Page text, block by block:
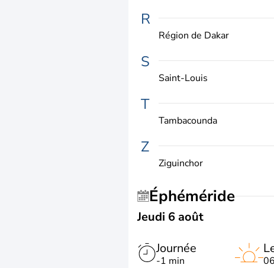
R
Région de Dakar
S
Saint-Louis
T
Tambacounda
Z
Ziguinchor
Éphéméride
Jeudi 6 août
Journée
-1 min